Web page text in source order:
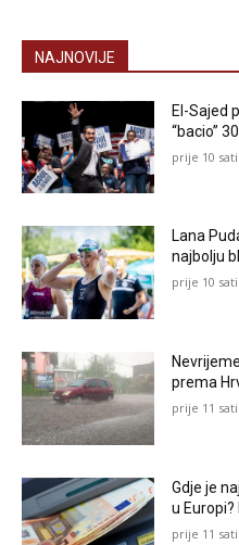
NAJNOVIJE
El-Sajed
“bacio”
prije 10 sati
Lana
najbolju
prije 10 sati
prema
prije 11 sati
Gdje je
u Europi?
prije 11 sati